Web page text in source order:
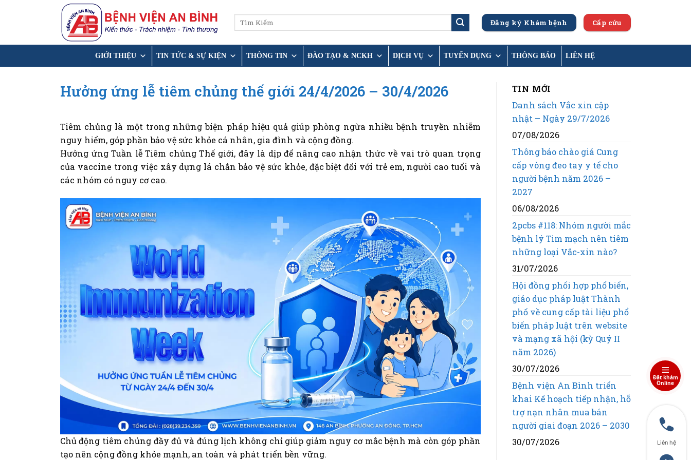
dung
Đăng ký Khám bệnh Cấp cứu
GIỚI THIỆU TIN TỨC & SỰ KIỆN THÔNG TIN ĐÀO TẠO & NCKH DỊCH VỤ TUYỂN DỤNG THÔNG BÁO LIÊN HỆ
Hưởng ứng lễ tiêm chủng thế giới 24/4/2026 – 30/4/2026
Tiêm chủng là một trong những biện pháp hiệu quả giúp phòng ngừa nhiều bệnh truyền nhiễm
nguy hiểm, góp phần bảo vệ sức khỏe cá nhân, gia đình và cộng đồng.
Hưởng ứng Tuần lễ Tiêm chủng Thế giới, đây là dịp để nâng cao nhận thức về vai trò quan trọng
của vaccine trong việc xây dựng lá chắn bảo vệ sức khỏe, đặc biệt đối với trẻ em, người cao tuổi và
các nhóm có nguy cơ cao.
Chủ động tiêm chủng đầy đủ và đúng lịch không chỉ giúp giảm nguy cơ mắc bệnh mà còn góp phần
tạo nên cộng đồng khỏe mạnh, an toàn và phát triển bền vững.
TIN MỚI
Danh sách Vắc xin cập
nhật – Ngày 29/7/2026
07/08/2026
Thông báo chào giá Cung
cấp vòng đeo tay y tế cho
người bệnh năm 2026 –
2027
06/08/2026
2pcbs #118: Nhóm người mắc
bệnh lý Tim mạch nên tiêm
những loại Vắc-xin nào?
31/07/2026
Hội đồng phối hợp phổ biến,
giáo dục pháp luật Thành
phố về cung cấp tài liệu phổ
biến pháp luật trên website
và mạng xã hội (kỳ Quý II
năm 2026)
30/07/2026
Bệnh viện An Bình triển
khai Kế hoạch tiếp nhận, hỗ
trợ nạn nhân mua bán
người giai đoạn 2026 – 2030
30/07/2026
Liên hệ
Đặt khám
Online